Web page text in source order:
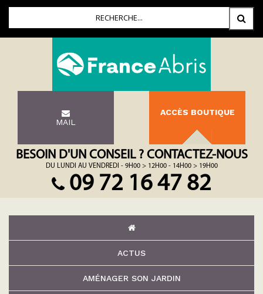
MAIL
ACCÈS BOUTIQUE
BESOIN D'UN CONSEIL ? CONTACTEZ-NOUS
DU LUNDI AU VENDREDI - 9H00 > 12H00 - 14H00 > 19H00
09 72 16 47 82
ACTUS
AMÉNAGER SON JARDIN